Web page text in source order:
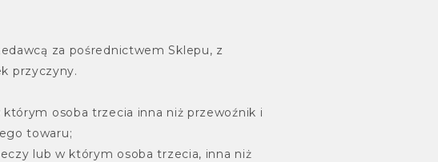
za pośrednictwem Sklepu, z
przyczyny.
osoba trzecia inna niż przewoźnik i
towaru;
lub w którym osoba trzecia, inna niż